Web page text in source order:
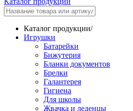
Каталог продукции/
Игрушки
Батарейки
Бижутерия
Бланки документов
Брелки
Галантерея
Гигиена
Для школы
Жвачка и леденцы